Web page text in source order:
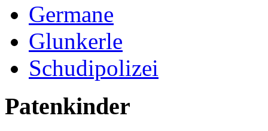
Germane
Glunkerle
Schudipolizei
Patenkinder